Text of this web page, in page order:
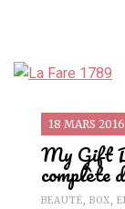
18 MARS 2016
My Gift
complète
BEAUTÉ, BOX,